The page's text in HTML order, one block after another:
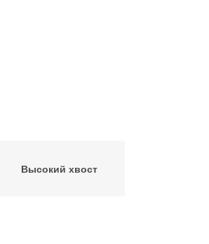
Высокий хвост